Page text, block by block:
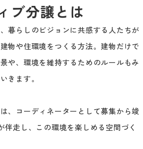
ブ分譲とは
暮らしのビジョンに共感する人たちが
物や住環境をつくる方法。建物だけで
や、環境を維持するためのルールもみ
きます。
、コーディネーターとして募集から竣
伴走し、この環境を楽しめる空間づく